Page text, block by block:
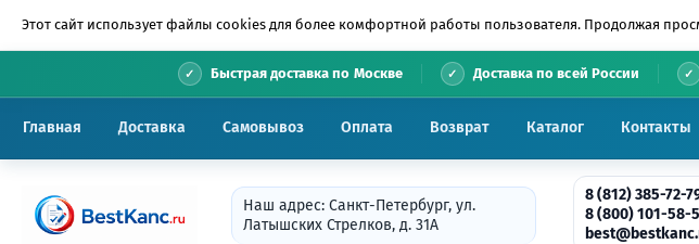
Этот сайт использует файлы cookies для более комфортной работы пользователя. Продолжая
Быстрая доставка по Москве Доставка по всей России
Главная Доставка Самовывоз Оплата Возврат Каталог Контакты
Наш адрес: Санкт-Петербург, ул.
Латышских Стрелков, д. 31А
8 (812) 385-72-
8 (800) 101-58-